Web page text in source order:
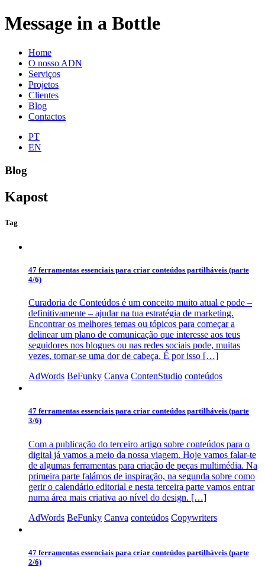
Message in a Bottle
Home
O nosso ADN
Serviços
Projetos
Clientes
Blog
Contactos
PT
EN
Blog
Kapost
Tag
47 ferramentas essenciais para criar conteúdos partilháveis (parte
4/6)
Curadoria de Conteúdos é um conceito muito atual e pode –
definitivamente – ajudar na tua estratégia de marketing.
Encontrar os melhores temas ou tópicos para começar a
delinear um plano de comunicação que interesse aos teus
seguidores nos blogues ou nas redes sociais pode, muitas
vezes, tornar-se uma dor de cabeça. É por isso […]
AdWords BeFunky Canva ContenStudio conteúdos
47 ferramentas essenciais para criar conteúdos partilháveis (parte
3/6)
Com a publicação do terceiro artigo sobre conteúdos para o
digital já vamos a meio da nossa viagem. Hoje vamos falar-te
de algumas ferramentas para criação de peças multimédia. Na
primeira parte falámos de inspiração, na segunda sobre como
gerir o calendário editorial e nesta terceira parte vamos entrar
numa área mais criativa ao nível do design. […]
AdWords BeFunky Canva conteúdos Copywriters
47 ferramentas essenciais para criar conteúdos partilháveis (parte
2/6)